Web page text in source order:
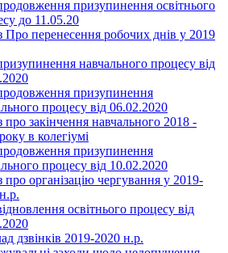
призупинення освітнього
до 11.05.20
Про перенесення робочих днів у 2019
навчального процесу від
призупинення
процесу від 06.02.2020
про закінчення навчального 2018 -
в колегіумі
призупинення
процесу від 10.02.2020
про організацію чергування у 2019-
освітнього процесу від
дзвінків 2019-2020 н.р.